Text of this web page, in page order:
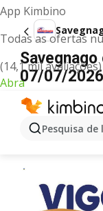
App Kimbino
Todas as ofertas
(14,1 mil avaliações)
Abra
Pesquisa
07/07/